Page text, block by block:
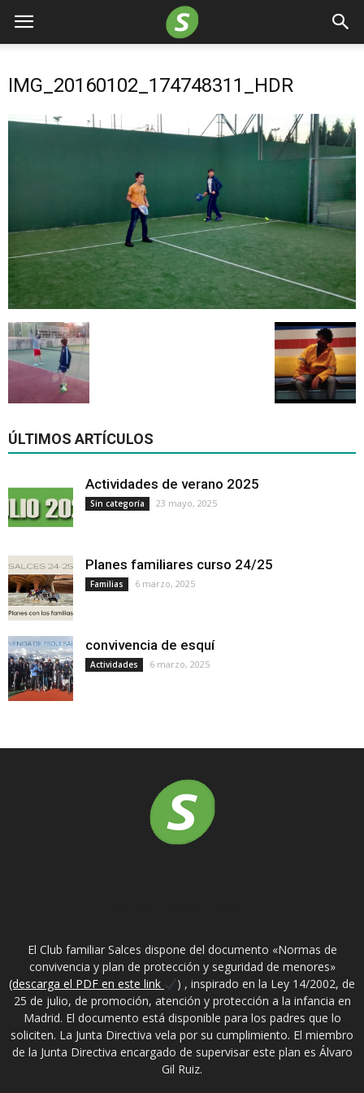
IMG_20160102_174748311_HDR
ÚLTIMOS ARTÍCULOS
Actividades de verano 2025
Sin categoría 23 mayo, 2025
Planes familiares curso 24/25
Familias 6 marzo, 2025
convivencia de esquí
Actividades 6 marzo, 2025
El Club familiar Salces dispone del documento «Normas de
convivencia y plan de protección y seguridad de menores»
(descarga el PDF en este link
) , inspirado en la Ley 14/2002, de
25 de julio, de promoción, atención y protección a la infancia en
Madrid. El documento está disponible para los padres que lo
soliciten. La Junta Directiva vela por su cumplimiento. El miembro
de la Junta Directiva encargado de supervisar este plan es Álvaro
Gil Ruiz.